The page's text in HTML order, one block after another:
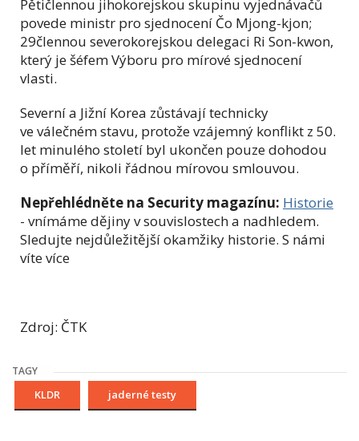
Pětičlennou jihokorejskou skupinu vyjednávačů
povede ministr pro sjednocení Čo Mjong-kjon;
29člennou severokorejskou delegaci Ri Son-kwon,
který je šéfem Výboru pro mírové sjednocení
vlasti.
Severní a Jižní Korea zůstávají technicky
ve válečném stavu, protože vzájemný konflikt z 50.
let minulého století byl ukončen pouze dohodou
o příměří, nikoli řádnou mírovou smlouvou.
Nepřehlédněte na Security magazínu: Historie
- vnímáme dějiny v souvislostech a nadhledem.
Sledujte nejdůležitější okamžiky historie. S námi
víte více
Zdroj: ČTK
TAGY
KLDR jaderné testy